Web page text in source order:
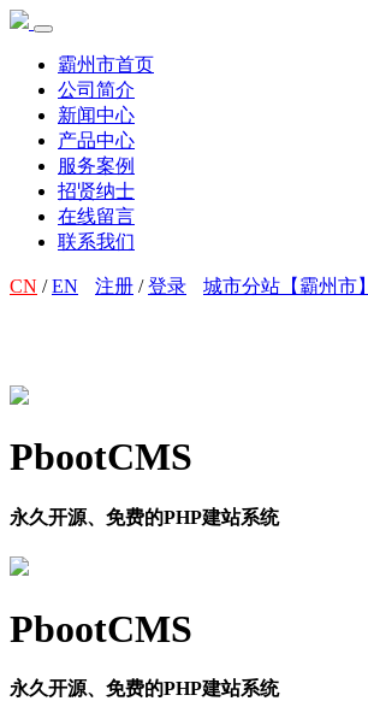
霸州市首页
公司简介
新闻中心
产品中心
服务案例
招贤纳士
在线留言
联系我们
CN /EN 注册 /登录 城市分站【霸州市】
PbootCMS
永久开源、免费的PHP建站系统
PbootCMS
永久开源、免费的PHP建站系统